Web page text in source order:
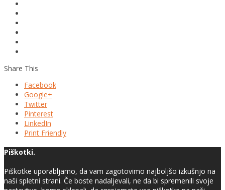
Share This
Facebook
Google+
Twitter
Pinterest
LinkedIn
Print Friendly
Piškotki.
Piškotke uporabljamo, da vam zagotovimo najboljšo izkušnjo na
naši spletni strani. Če boste nadaljevali, ne da bi spremenili svoje